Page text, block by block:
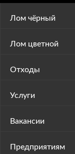
Лом чёрный
Лом цветной
Отходы
Услуги
Вакансии
Предприятиям